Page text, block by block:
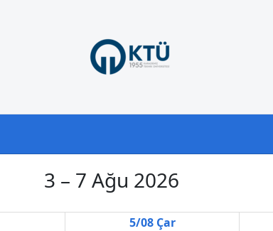
3 – 7 Ağu 2026
5/08 Çar